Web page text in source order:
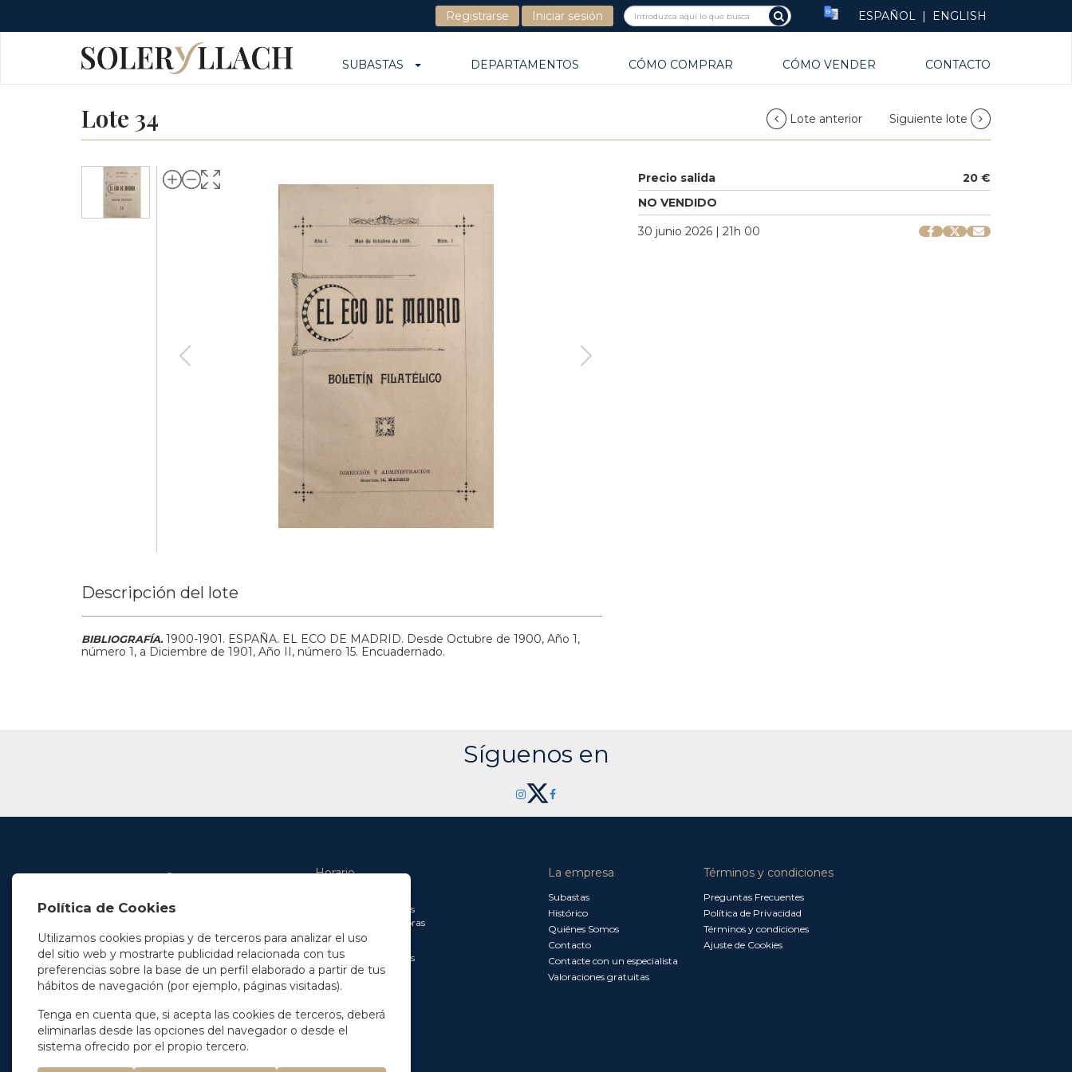
Registrarse Iniciar sesión ESPAÑOL | ENGLISH
SUBASTAS DEPARTAMENTOS CÓMO COMPRAR CÓMO VENDER CONTACTO
Lote 34 Lote anterior Siguiente lote
Precio salida
20 €
NO VENDIDO
30 junio 2026 | 21h 00
Descripción del lote
BIBLIOGRAFÍA.1900-1901. ESPAÑA. EL ECO DE MADRID. Desde Octubre de 1900, Año 1,
número 1, a Diciembre de 1901, Año II, número 15. Encuadernado.
Síguenos en
En Madrid
info@soleryllach.com
En Barcelona
Beethoven 13
+34 93 201 87 33
info@soleryllach.com
Horario
De 9.00 a 13.30 horas
y de 14.30 a 18.00 horas
Viernes:
De 8.30 a 15.00 horas
La empresa
Subastas
Histórico
Quiénes Somos
Contacto
Contacte con un especialista
Valoraciones gratuitas
Términos y condiciones
Preguntas Frecuentes
Política de Privacidad
Términos y condiciones
Ajuste de Cookies
Política de Cookies
Utilizamos cookies propias y de terceros para analizar el uso
del sitio web y mostrarte publicidad relacionada con tus
preferencias sobre la base de un perfil elaborado a partir de tus
hábitos de navegación (por ejemplo, páginas visitadas).
Tenga en cuenta que, si acepta las cookies de terceros, deberá
eliminarlas desde las opciones del navegador o desde el
sistema ofrecido por el propio tercero.